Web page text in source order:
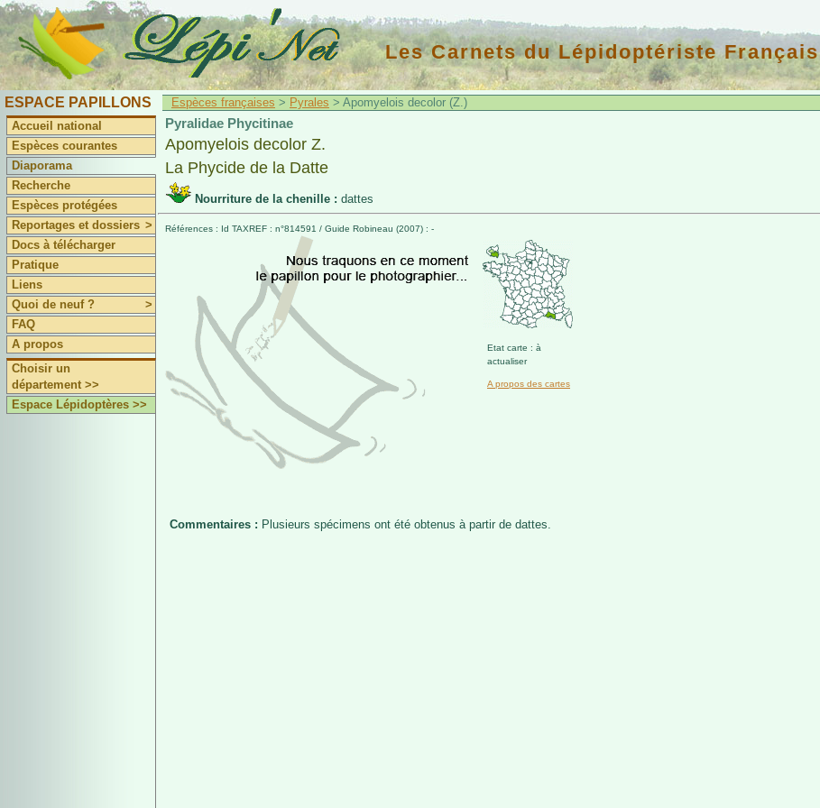
Les Carnets du Lépidoptériste Français
ESPACE PAPILLONS
Accueil national
Espèces courantes
Diaporama
Recherche
Espèces protégées
Reportages et dossiers >
Docs à télécharger
Pratique
Liens
Quoi de neuf ?
>
FAQ
A propos
Choisir un
département >>
Espace Lépidoptères >>
Espèces françaises > Pyrales > Apomyelois decolor (Z.)
Pyralidae Phycitinae
Apomyelois decolor Z.
La Phycide de la Datte
Nourriture de la chenille : dattes
Références : Id TAXREF : n°814591 / Guide Robineau (2007) : -
Etat carte : à
actualiser
A propos des cartes
Commentaires : Plusieurs spécimens ont été obtenus à partir de dattes.